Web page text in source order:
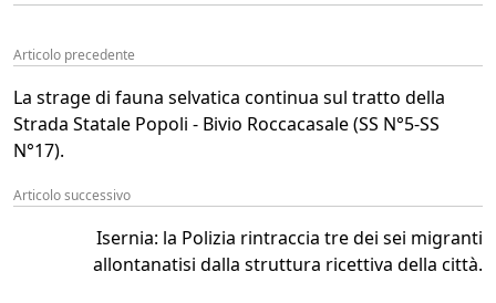
Articolo precedente
La strage di fauna selvatica continua sul tratto della
Strada Statale Popoli - Bivio Roccacasale (SS N°5-SS
N°17).
Articolo successivo
Isernia: la Polizia rintraccia tre dei sei migranti
allontanatisi dalla struttura ricettiva della città.